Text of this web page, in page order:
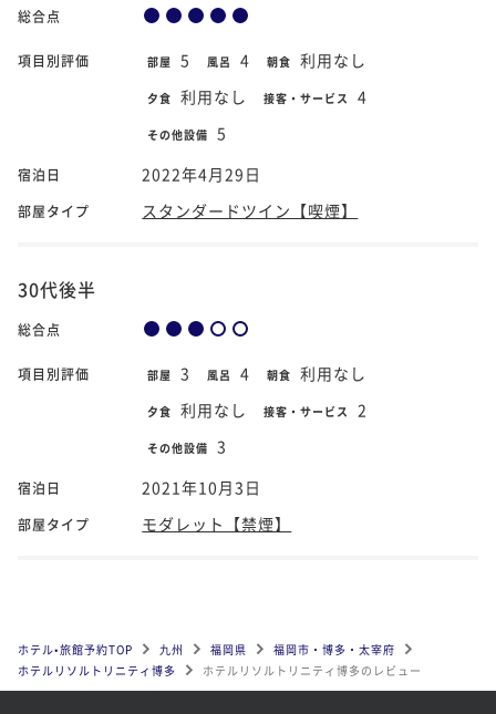
総合点
項目別評価 部屋 5 風呂 4 朝食 利用なし
夕食 利用なし 接客・サービス 4
その他設備 5
宿泊日 2022年4月29日
部屋タイプ スタンダードツイン【喫煙】
30代後半
総合点
項目別評価 部屋 3 風呂 4 朝食 利用なし
夕食 利用なし 接客・サービス 2
その他設備 3
宿泊日 2021年10月3日
部屋タイプ モダレット【禁煙】
ホテル•旅館予約TOP 九州 福岡県
福岡市・博多・太宰府
ホテルリソルトリニティ博多
ホテルリソルトリニティ博多のレビュー